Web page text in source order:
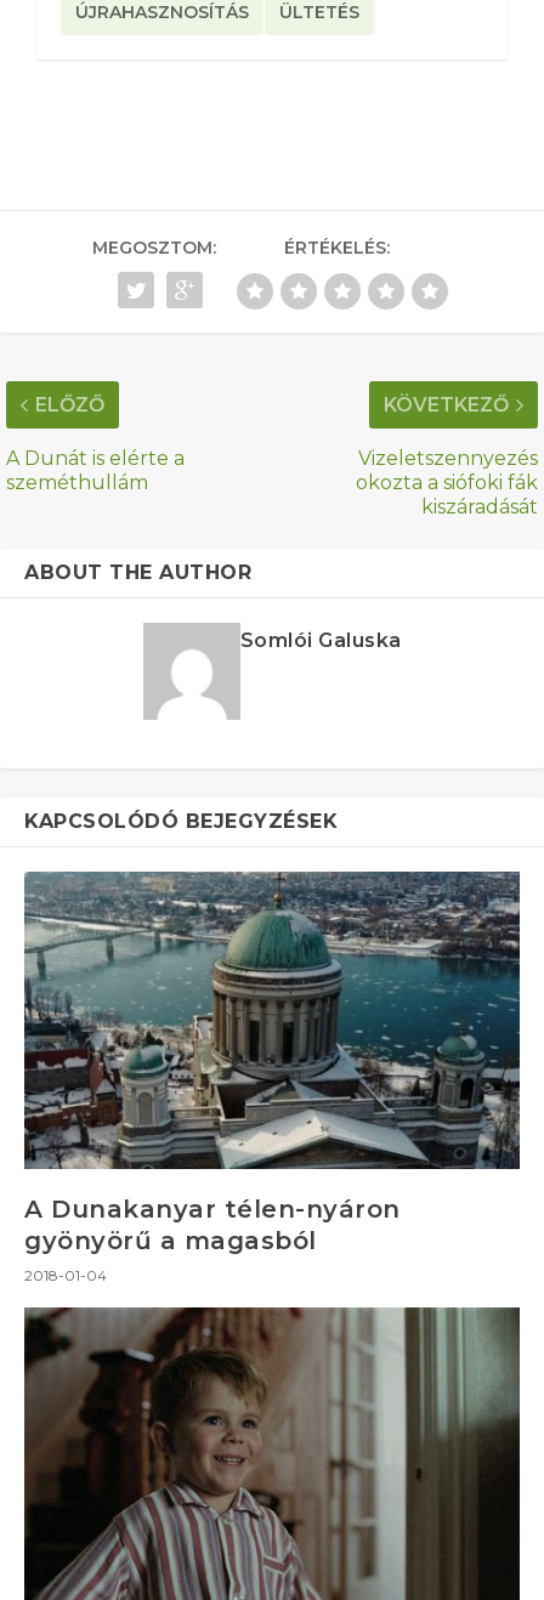
ÚJRAHASZNOSÍTÁS ÜLTETÉS
MEGOSZTOM: ÉRTÉKELÉS:
ELŐZŐ
A Dunát is elérte a
szeméthullám
KÖVETKEZŐ
Vizeletszennyezés
okozta a siófoki fák
kiszáradását
ABOUT THE AUTHOR
Somlói Galuska
KAPCSOLÓDÓ BEJEGYZÉSEK
A Dunakanyar télen-nyáron
gyönyörű a magasból
2018-01-04